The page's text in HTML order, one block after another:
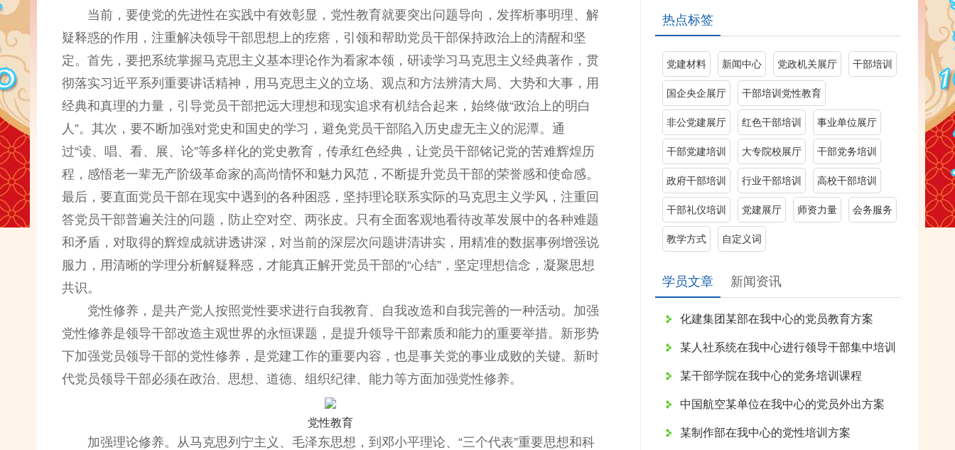
当前，要使党的先进性在实践中有效彰显，党性教育就要突出问题导向，发挥析事明理、解
疑释惑的作用，注重解决领导干部思想上的疙瘩，引领和帮助党员干部保持政治上的清醒和坚
定。首先，要把系统掌握马克思主义基本理论作为看家本领，研读学习马克思主义经典著作，贯
彻落实习近平系列重要讲话精神，用马克思主义的立场、观点和方法辨清大局、大势和大事，用
经典和真理的力量，引导党员干部把远大理想和现实追求有机结合起来，始终做“政治上的明白
人”。其次，要不断加强对党史和国史的学习，避免党员干部陷入历史虚无主义的泥潭。通
过“读、唱、看、展、论”等多样化的党史教育，传承红色经典，让党员干部铭记党的苦难辉煌历
程，感悟老一辈无产阶级革命家的高尚情怀和魅力风范，不断提升党员干部的荣誉感和使命感。
最后，要直面党员干部在现实中遇到的各种困惑，坚持理论联系实际的马克思主义学风，注重回
答党员干部普遍关注的问题，防止空对空、两张皮。只有全面客观地看待改革发展中的各种难题
和矛盾，对取得的辉煌成就讲透讲深，对当前的深层次问题讲清讲实，用精准的数据事例增强说
服力，用清晰的学理分析解疑释惑，才能真正解开党员干部的“心结”，坚定理想信念，凝聚思想
共识。
党性修养，是共产党人按照党性要求进行自我教育、自我改造和自我完善的一种活动。加强
党性修养是领导干部改造主观世界的永恒课题，是提升领导干部素质和能力的重要举措。新形势
下加强党员领导干部的党性修养，是党建工作的重要内容，也是事关党的事业成败的关键。新时
代党员领导干部必须在政治、思想、道德、组织纪律、能力等方面加强党性修养。
党性教育
加强理论修养。从马克思列宁主义、毛泽东思想，到邓小平理论、“三个代表”重要思想和科
热点标签
党建材料 新闻中心 党政机关展厅 干部培训
国企央企展厅 干部培训党性教育
非公党建展厅 红色干部培训 事业单位展厅
干部党建培训 大专院校展厅 干部党务培训
政府干部培训 行业干部培训 高校干部培训
干部礼仪培训 党建展厅 师资力量 会务服务
教学方式 自定义词
学员文章 新闻资讯
化建集团某部在我中心的党员教育方案
某人社系统在我中心进行领导干部集中培训
某干部学院在我中心的党务培训课程
中国航空某单位在我中心的党员外出方案
某制作部在我中心的党性培训方案